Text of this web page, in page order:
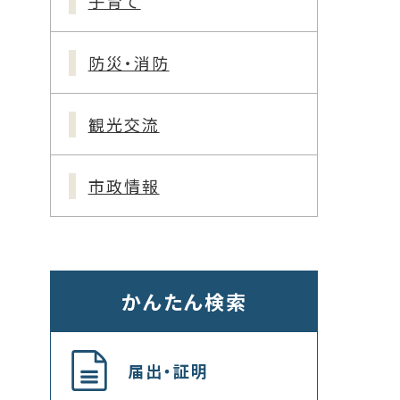
防災・消防
観光交流
市政情報
かんたん検索
届出・証明